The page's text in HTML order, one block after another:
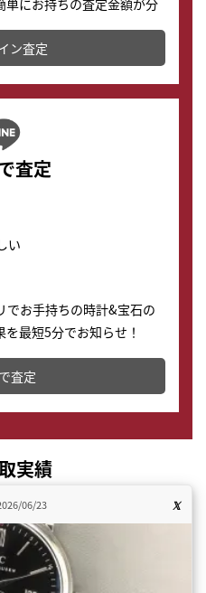
にお持ちの査定金額が分
ン査定
査定
い
でお手持ちの時計&宝石の
最短5分でお知らせ！
を知ることが出来ます。
査定
実績
06/23